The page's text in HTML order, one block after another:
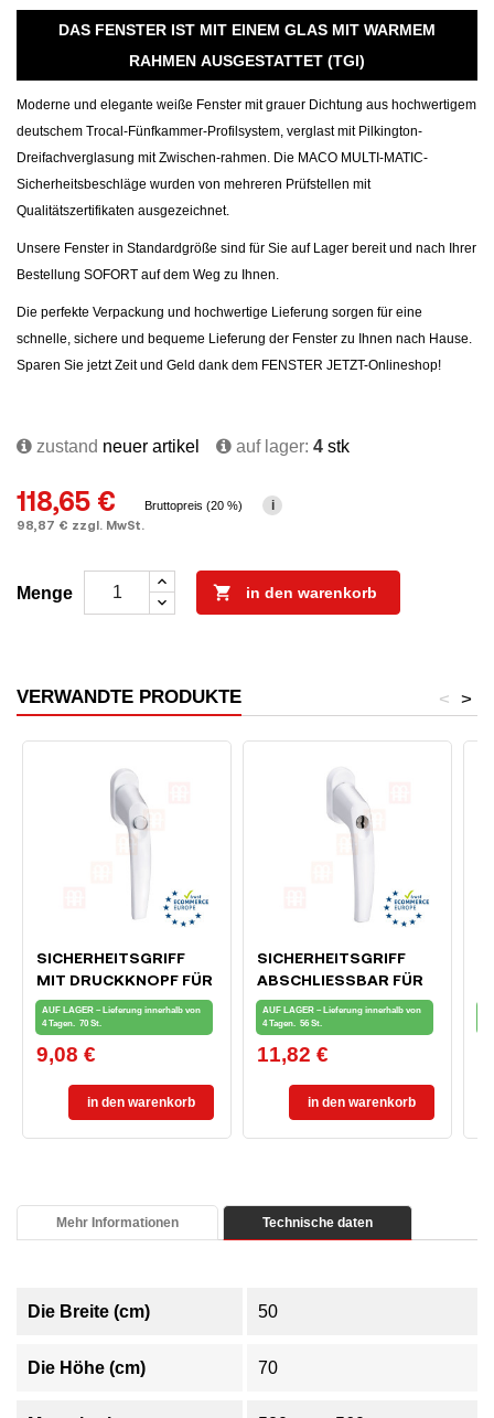
DAS FENSTER IST MIT EINEM GLAS MIT WARMEM
RAHMEN AUSGESTATTET (TGI)
Moderne und elegante weiße Fenster mit grauer Dichtung aus hochwertigem
deutschem Trocal-Fünfkammer-Profilsystem, verglast mit Pilkington-
Dreifachverglasung mit Zwischen-rahmen. Die MACO MULTI-MATIC-
Sicherheitsbeschläge wurden von mehreren Prüfstellen mit
Qualitätszertifikaten ausgezeichnet.
Unsere Fenster in Standardgröße sind für Sie auf Lager bereit und nach Ihrer
Bestellung SOFORT auf dem Weg zu Ihnen.
Die perfekte Verpackung und hochwertige Lieferung sorgen für eine
schnelle, sichere und bequeme Lieferung der Fenster zu Ihnen nach Hause.
Sparen Sie jetzt Zeit und Geld dank dem FENSTER JETZT-Onlineshop!
zustand neuer artikel auf lager: 4 stk
118,65 €
98,87 € zzgl. MwSt.
Bruttopreis (20 %) i
Menge  in den warenkorb
VERWANDTE PRODUKTE >
<
SICHERHEITSGRIFF
MIT DRUCKKNOPF FÜR
FENSTER UND
BALKONTÜR, WEISS
AUF LAGER – Lieferung innerhalb von
4 Tagen. 70 St.
Preis
9,08 €
in den warenkorb
SICHERHEITSGRIFF
ABSCHLIESSBAR FÜR F
ENSTER UND B
ALKONTÜREN, WEISS
AUF LAGER – Lieferung innerhalb von
4 Tagen. 56 St.
Preis
11,82 €
in den warenkorb
Mehr Informationen Technische daten
Die Breite (cm) 50
Die Höhe (cm) 70